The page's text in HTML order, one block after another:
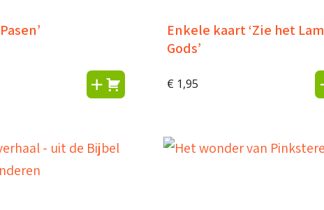
Enkele kaart ‘Zie het Lam
Gods’
€ 1,95